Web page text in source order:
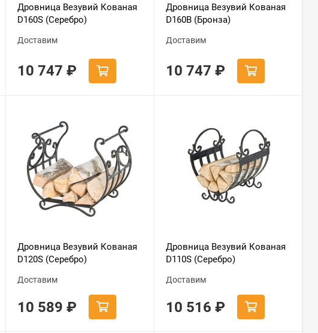
Дровница Везувий Кованая
D160S (Серебро)
Доставим
10 747 ₽
Дровница Везувий Кованая
D160B (Бронза)
Доставим
10 747 ₽
Дровница Везувий Кованая
D120S (Серебро)
Доставим
10 589 ₽
Дровница Везувий Кованая
D110S (Серебро)
Доставим
10 516 ₽